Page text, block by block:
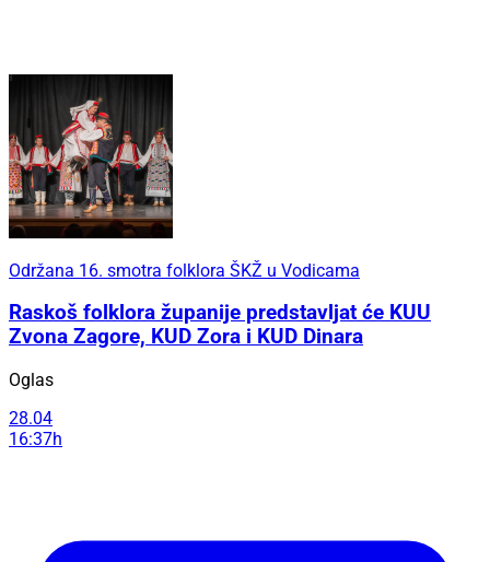
Održana 16. smotra folklora ŠKŽ u Vodicama
Raskoš folklora županije predstavljat će KUU
Zvona Zagore, KUD Zora i KUD Dinara
Oglas
28.04
16:37h